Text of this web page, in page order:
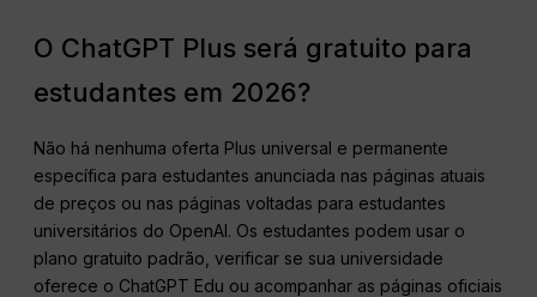
O ChatGPT Plus será gratuito para
estudantes em 2026?
Não há nenhuma oferta Plus universal e permanente
específica para estudantes anunciada nas páginas atuais
de preços ou nas páginas voltadas para estudantes
universitários do OpenAI. Os estudantes podem usar o
plano gratuito padrão, verificar se sua universidade
oferece o ChatGPT Edu ou acompanhar as páginas oficiais